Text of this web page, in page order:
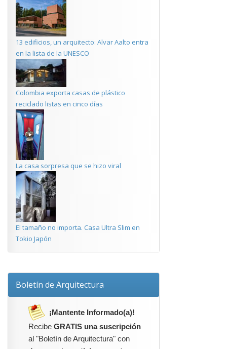
13 edificios, un arquitecto: Alvar Aalto entra
en la lista de la UNESCO
Colombia exporta casas de plástico
reciclado listas en cinco días
La casa sorpresa que se hizo viral
El tamaño no importa. Casa Ultra Slim en
Tokio Japón
Boletín de Arquitectura
¡Mantente Informado(a)!
Recibe GRATIS una suscripción
al "Boletín de Arquitectura" con